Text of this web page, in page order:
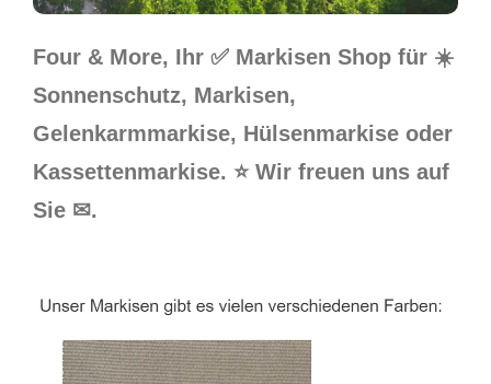
Four & More, Ihr ✅ Markisen Shop für ☀️
Sonnenschutz, Markisen,
Gelenkarmmarkise, Hülsenmarkise oder
Kassettenmarkise. ⭐ Wir freuen uns auf
Sie ✉.